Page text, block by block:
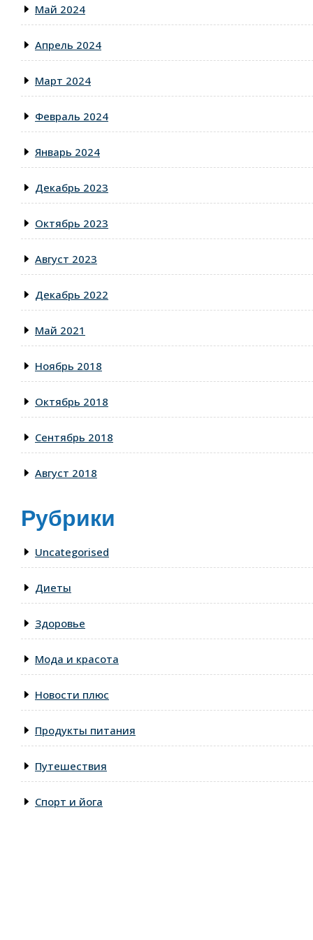
Май 2024
Апрель 2024
Март 2024
Февраль 2024
Январь 2024
Декабрь 2023
Октябрь 2023
Август 2023
Декабрь 2022
Май 2021
Ноябрь 2018
Октябрь 2018
Сентябрь 2018
Август 2018
Рубрики
Uncategorised
Диеты
Здоровье
Мода и красота
Новости плюс
Продукты питания
Путешествия
Спорт и йога